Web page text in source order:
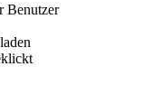
Benutzer